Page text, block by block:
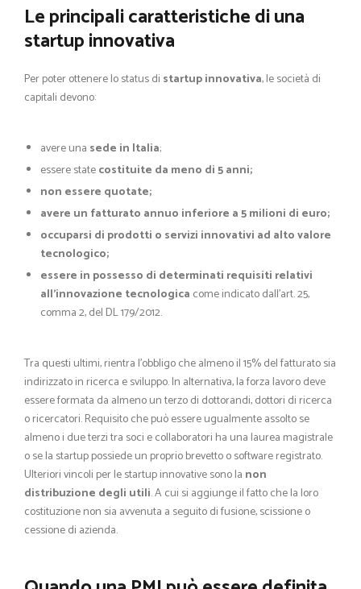
Le principali caratteristiche di una
startup innovativa
Per poter ottenere lo status di startup innovativa, le società di
capitali devono:
avere una sede in Italia;
essere statecostituite da meno di 5 anni;
non essere quotate;
avere un fatturato annuo inferiore a 5 milioni di euro;
occuparsi di prodotti o servizi innovativi ad alto valore
tecnologico;
essere in possesso di determinati requisiti relativi
all’innovazione tecnologica come indicato dall’art. 25,
comma 2, del DL 179/2012.
Tra questi ultimi, rientra l’obbligo che almeno il 15% del fatturato sia
indirizzato in ricerca e sviluppo. In alternativa, la forza lavoro deve
essere formata da almeno un terzo di dottorandi, dottori di ricerca
o ricercatori. Requisito che può essere ugualmente assolto se
almeno i due terzi tra soci e collaboratori ha una laurea magistrale
o se la startup possiede un proprio brevetto o software registrato.
Ulteriori vincoli per le startup innovative sono la non
distribuzione degli utili. A cui si aggiunge il fatto che la loro
costituzione non sia avvenuta a seguito di fusione, scissione o
cessione di azienda.